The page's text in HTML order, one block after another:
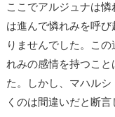
ここでアルジュナは
は進んで憐れみを呼
りませんでした。こ
れみの感情を持つこ
た。しかし、マハル
くのは間違いだと断言